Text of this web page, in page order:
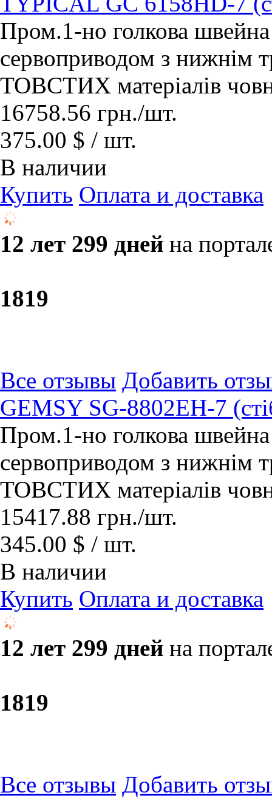
Пром.1-но голкова
сервоприводом з нижнім
ТОВСТИХ матеріалів
16758.56 грн./шт.
375.00 $ / шт.
В наличии
Купить Оплата и доставка
12 лет 299 дней на
1819
Все отзывы Добавить
GEMSY SG-8802EH-7
Пром.1-но голкова
сервоприводом з нижнім
ТОВСТИХ матеріалів
15417.88 грн./шт.
345.00 $ / шт.
В наличии
Купить Оплата и доставка
12 лет 299 дней на
1819
Все отзывы Добавить